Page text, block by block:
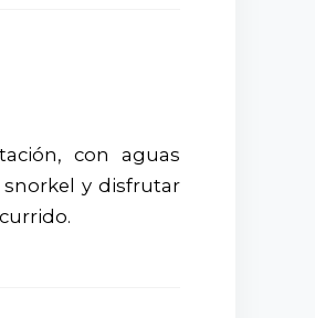
con aguas
snorkel y disfrutar